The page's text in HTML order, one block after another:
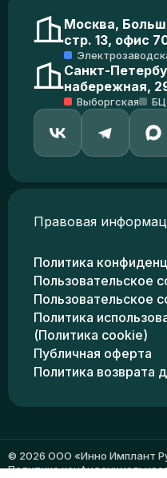
Москва,
стр. 13, офис
Санкт-
набережная,
Выборгская
Правовая
Политика
Пользовательское
Пользовательское
Политика
(Политика cookie)
Публичная оферта
Политика возврата
© 2026 ООО «Инно Имплант
Политика